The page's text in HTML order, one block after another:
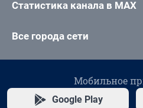
Статистика канала в MAX
Все города сети
Мобильное
Google Play